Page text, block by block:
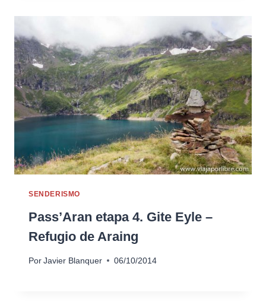
SENDERISMO
Pass’Aran etapa 4. Gite Eyle –
Refugio de Araing
Por Javier Blanquer 06/10/2014